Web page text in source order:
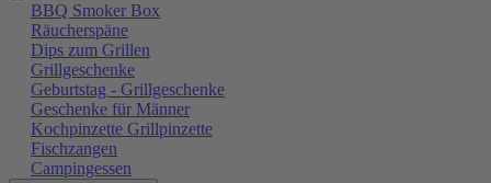
BBQ Smoker Box
Räucherspäne
Dips zum Grillen
Grillgeschenke
Geburtstag - Grillgeschenke
Geschenke für Männer
Kochpinzette Grillpinzette
Fischzangen
Campingessen